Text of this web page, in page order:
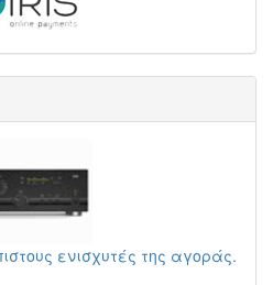
ενισχυτές της αγοράς.